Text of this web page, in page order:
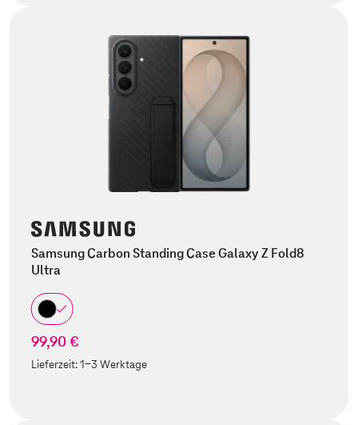
Samsung Carbon Standing Case Galaxy Z Fold8
Ultra
99,90 €
Lieferzeit:1-3 Werktage